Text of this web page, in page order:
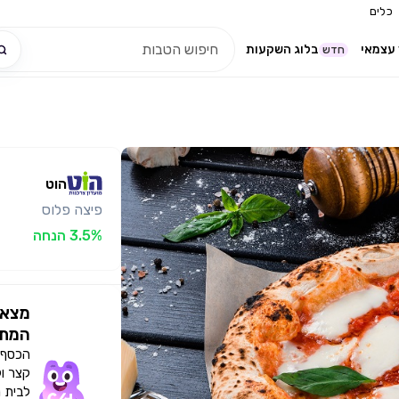
כלים
בלוג השקעות חדש
הוט
פיצה פלוס
3.5% הנחה
הכסף
קצר